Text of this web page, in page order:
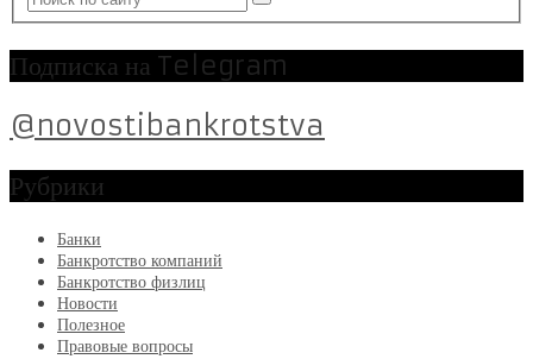
Подписка на Telegram
@novostibankrotstva
Рубрики
Банки
Банкротство компаний
Банкротство физлиц
Новости
Полезное
Правовые вопросы